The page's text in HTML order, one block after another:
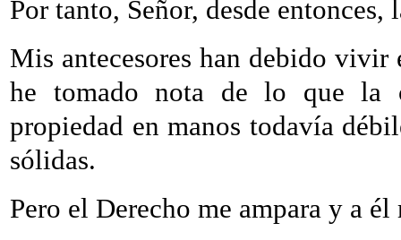
Por tanto, Señor, desde
Mis antecesores han debido
he tomado nota de lo que la
propiedad en manos todavía
sólidas.
Pero el Derecho me ampara y a él